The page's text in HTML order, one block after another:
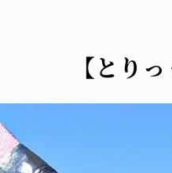
【とり